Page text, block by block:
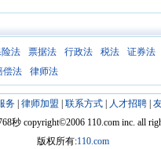
法 票据法 行政法 税法 证券法
偿法 律师法
务| 律师加盟 联系方式| 人才招聘|
秒 copyright©2006 110.com inc. all
版权所有:110.com